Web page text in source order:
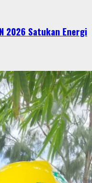
2026 Satukan Energi